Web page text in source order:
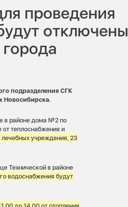
проведения
отключены
подразделения СГК
Новосибирска.
в районе дома №2 по
теплоснабжения и
учреждения, 23
Технической в районе
водоснабжения будут